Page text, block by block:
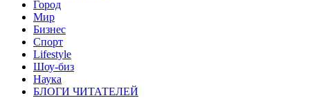
Город
Мир
Бизнес
Спорт
Lifestyle
Шоу-биз
Наука
БЛОГИ ЧИТАТЕЛЕЙ